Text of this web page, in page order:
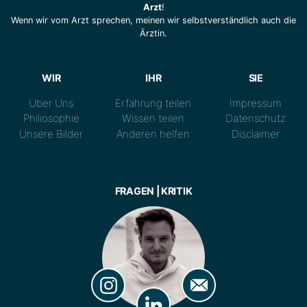
Arzt!
Wenn wir vom Arzt sprechen, meinen wir selbstverständlich auch die
Ärztin.
WIR
Über Uns
Philiosophie
Unsere Bilder
IHR
Erfahrung teilen
Wissen teilen
Anderen helfen
SIE
Impressum
Datenschutz
Disclaimer
FRAGEN | KRITIK